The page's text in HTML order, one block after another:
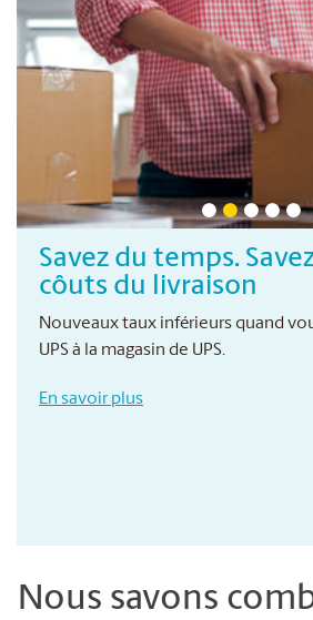
Savez du temps.
côuts du livraison
Nouveaux taux inférieurs quand
UPS à la magasin de UPS.
En savoir plus
Nous savons